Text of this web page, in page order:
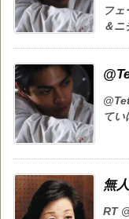
フ
＆
てい
無
RT